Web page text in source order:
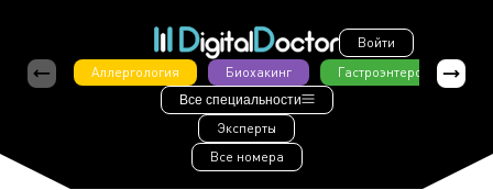
Войти
Аллергология
Биохакинг Гастроэнтерология
Все специальности
Эксперты
Все номера